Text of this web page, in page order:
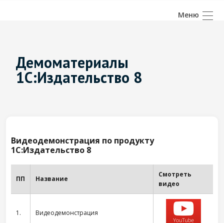
Демоматериалы
1С:Издательство 8
Видеодемонстрация по продукту
1С:Издательство 8
ПП Название
Смотреть
видео
1. Видеодемонстрация